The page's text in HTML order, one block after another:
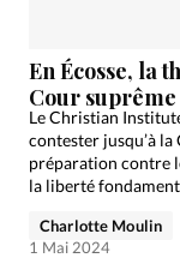
En Écosse, la
Cour suprême
Le Christian
contester jusqu’à la
préparation contre
la liberté
Charlotte Moulin
1 Mai 2024